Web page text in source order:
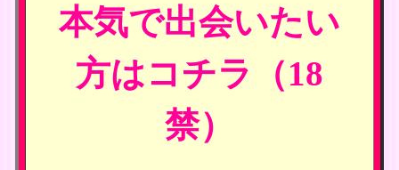
本気で出会いたい
方はコチラ（18
禁）